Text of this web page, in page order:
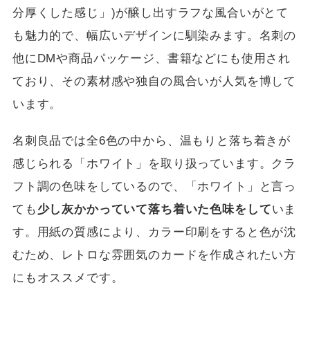
分厚くした感じ」)が醸し出すラフな風合いがとて
も魅力的で、幅広いデザインに馴染みます。名刺の
他にDMや商品パッケージ、書籍などにも使用され
ており、その素材感や独自の風合いが人気を博して
います。
名刺良品では全6色の中から、温もりと落ち着きが
感じられる「ホワイト」を取り扱っています。クラ
フト調の色味をしているので、「ホワイト」と言っ
ても 少し灰かかっていて落ち着いた色味をしていま
す。用紙の質感により、カラー印刷をすると色が沈
むため、レトロな雰囲気のカードを作成されたい方
にもオススメです。